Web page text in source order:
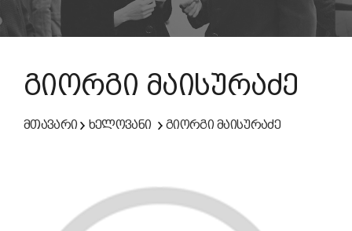
გიორგი მაისურაძე
მთავარი ხელოვანი გიორგი მაისურაძე